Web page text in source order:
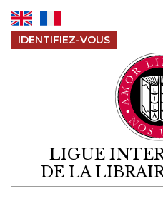
IDENTIFIEZ-VOUS
LIGUE
DE LA